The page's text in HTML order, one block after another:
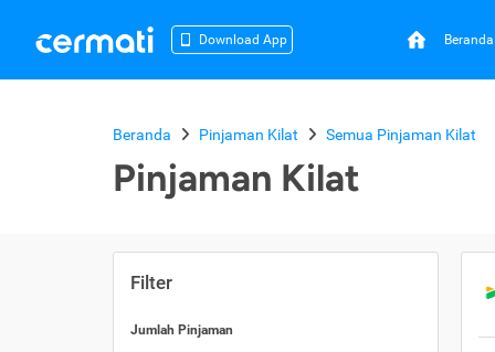
Download App Beranda
Beranda Pinjaman Kilat Semua Pinjaman Kilat
Pinjaman Kilat
Filter
Jumlah Pinjaman